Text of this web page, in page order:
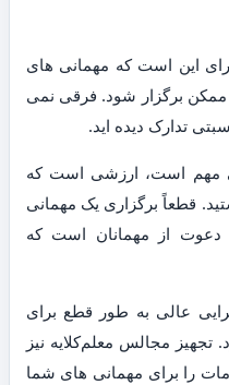
این است که مهمانی های
برگزار شود. فرقی نمی
تدارک دیده اید.
مهم است، ارزشی است که
قطعاً برگزاری یک مهمانی
دعوت از مهمانان است که
عالی به طور قطع برای
تجهیز مجالس معلم‌کلایه نیز
را برای مهمانی های شما